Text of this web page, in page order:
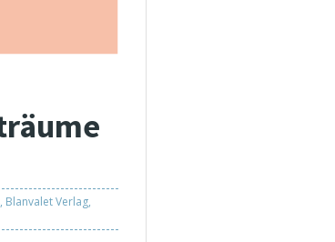
, Blanvalet Verlag,